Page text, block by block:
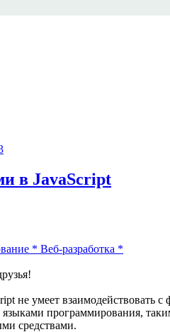
в JavaScript
* Веб-разработка *
не умеет взаимодействовать
программирования,
средствами.